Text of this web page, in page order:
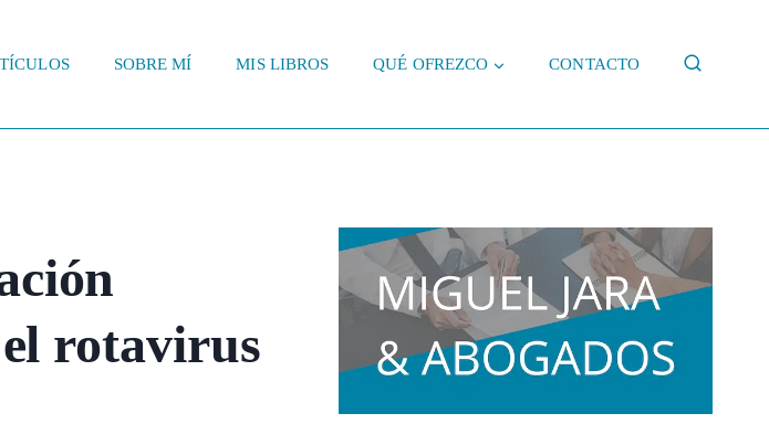
SOBRE MÍ MIS LIBROS QUÉ OFREZCO CONTACTO
rotavirus